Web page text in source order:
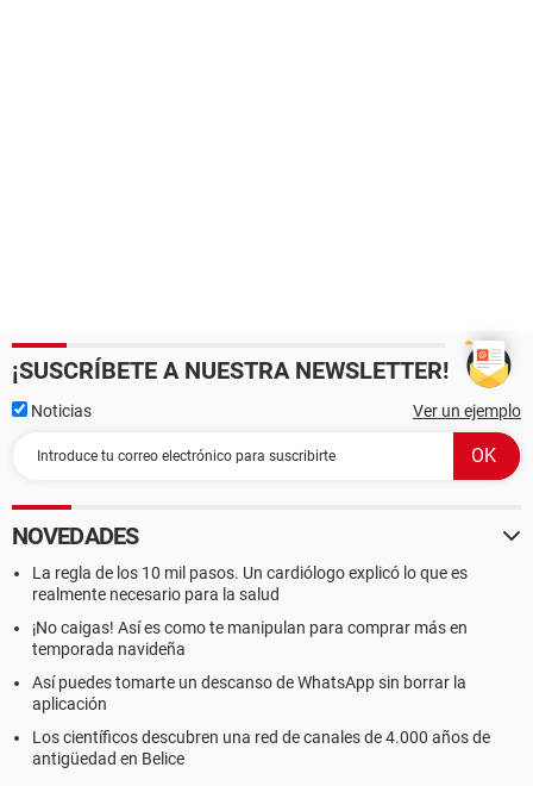
¡SUSCRÍBETE A NUESTRA NEWSLETTER!
Noticias Ver un ejemplo
NOVEDADES
La regla de los 10 mil pasos. Un cardiólogo explicó lo que es
realmente necesario para la salud
¡No caigas! Así es como te manipulan para comprar más en
temporada navideña
Así puedes tomarte un descanso de WhatsApp sin borrar la
aplicación
Los científicos descubren una red de canales de 4.000 años de
antigüedad en Belice